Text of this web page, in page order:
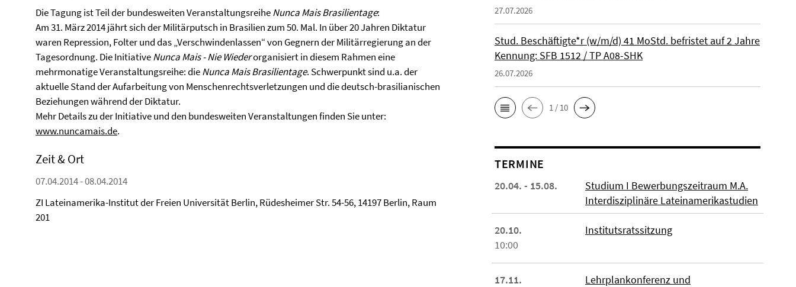
Die Tagung ist Teil der bundesweiten VeranstaltungsreiheNunca Mais Brasilientage:
Am 31. März 2014 jährt sich der Militärputsch in Brasilien zum 50. Mal. In über 20 Jahren Diktatur
waren Repression, Folter und das „Verschwindenlassen“ von Gegnern der Militärregierung an der
Tagesordnung. Die InitiativeNunca Mais - Nie Wiederorganisiert in diesem Rahmen eine
mehrmonatige Veranstaltungsreihe: dieNunca Mais Brasilientage. Schwerpunkt sind u.a. der
aktuelle Stand der Aufarbeitung von Menschenrechtsverletzungen und die deutsch-brasilianischen
Beziehungen während der Diktatur.
Mehr Details zu der Initiative und den bundesweiten Veranstaltungen finden Sie unter:
www.nuncamais.de.
Zeit & Ort
07.04.2014 - 08.04.2014
ZI Lateinamerika-Institut der Freien Universität Berlin, Rüdesheimer Str. 54-56, 14197 Berlin, Raum
201
27.07.2026
Stud. Beschäftigte*r (w/m/d) 41 MoStd. befristet auf 2 Jahre
Kennung: SFB 1512 / TP A08-SHK
26.07.2026
1 / 10
TERMINE
20.04. - 15.08.
Studium I Bewerbungszeitraum M.A.
Interdisziplinäre Lateinamerikastudien
20.10.
10:00
Institutsratssitzung
17.11.
Lehrplankonferenz und